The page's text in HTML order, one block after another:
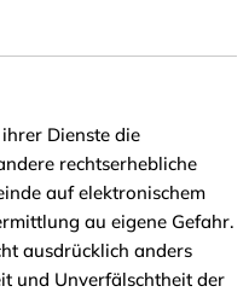
Dienste die
rechtserhebliche
auf elektronischem
au eigene Gefahr.
ausdrücklich anders
und Unverfälschtheit der